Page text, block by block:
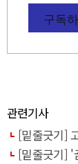
구독
관련기사
[밑줄긋기]
[밑줄긋기] '